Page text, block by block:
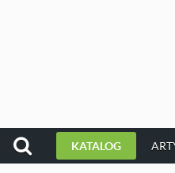
KATALOG